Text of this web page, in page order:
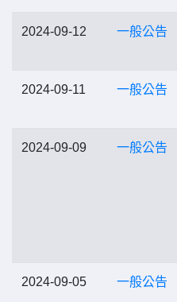
2024-09-12 一般公告
2024-09-11 一般公告
2024-09-09 一般公告
2024-09-05 一般公告